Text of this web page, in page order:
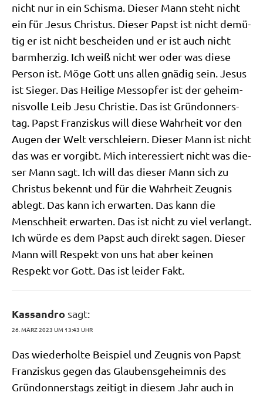
nicht nur in ein Schis­ma. Die­ser Mann steht nicht
ein für Jesus Chri­stus. Die­ser Papst ist nicht demü­
tig er ist nicht beschei­den und er ist auch nicht
barm­her­zig. Ich weiß nicht wer oder was die­se
Per­son ist. Möge Gott uns allen gnä­dig sein. Jesus
ist Sie­ger. Das Hei­li­ge Mess­op­fer ist der geheim­
nis­vol­le Leib Jesu Chri­stie. Das ist Grün­don­ners­
tag. Papst Fran­zis­kus will die­se Wahr­heit vor den
Augen der Welt ver­schlei­ern. Die­ser Mann ist nicht
das was er vor­gibt. Mich inter­es­siert nicht was die­
ser Mann sagt. Ich will das die­ser Mann sich zu
Chri­stus bekennt und für die Wahr­heit Zeug­nis
ablegt. Das kann ich erwar­ten. Das kann die
Mensch­heit erwar­ten. Das ist nicht zu viel ver­langt.
Ich wür­de es dem Papst auch direkt sagen. Die­ser
Mann will Respekt von uns hat aber kei­nen
Respekt vor Gott. Das ist lei­der Fakt.
Kassandro sagt:
26. MÄRZ 2023 UM 13:43 UHR
Das wie­der­hol­te Bei­spiel und Zeug­nis von Papst
Fran­zis­kus gegen das Glau­bens­ge­heim­nis des
Grün­don­ners­tags zei­tigt in die­sem Jahr auch in